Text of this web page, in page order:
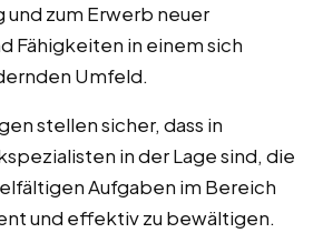
zum Erwerb neuer
Fähigkeiten in einem sich
Umfeld.
stellen sicher, dass in
in der Lage sind, die
Aufgaben im Bereich
und effektiv zu bewältigen.